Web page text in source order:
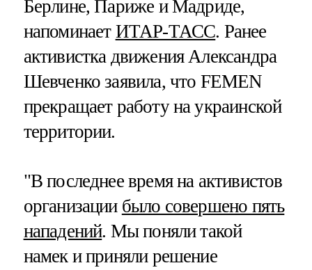
Берлине, Париже и Мадриде,
напоминает ИТАР-ТАСС. Ранее
активистка движения Александра
Шевченко заявила, что FEMEN
прекращает работу на украинской
территории.
"В последнее время на активистов
организации было совершено пять
нападений. Мы поняли такой
намек и приняли решение